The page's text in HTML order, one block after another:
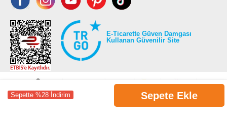
Sepette %28 İndirim Sepete Ekle
E-Ticarette Güven Damgası
Kullanan Güvenilir Site
©2026 Tüm modaselvim.com hakları saklıdır.